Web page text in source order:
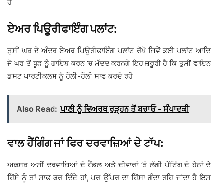
ਹੈ
ਏਅਰ ਪਿਊਰੀਫਾਇੰਗ ਪਲਾਂਟ:
ਤੁਸੀਂ ਘਰ ਦੇ ਅੰਦਰ ਏਅਰ ਪਿਊਰੀਫਾਇੰਗ ਪਲਾਂਟ ਰੱਖੋ ਜਿਵੇਂ ਕਈ ਪਲਾਂਟ ਆਦਿ
ਜੋ ਘਰ ਤੋਂ ਧੂੜ ਨੂੰ ਗਾਇਬ ਕਰਨ ’ਚ ਮੱਦਦ ਕਰਨਗੇ ਇਹ ਜ਼ਰੂਰੀ ਹੈ ਕਿ ਤੁਸੀਂ ਫਾਇਨ
ਡਸਟ ਪਾਰਟੀਕਲਸ ਨੂੰ ਹੌਲੀ-ਹੌਲੀ ਸਾਫ ਕਰਦੇ ਰਹੋ
Also Read: ਪਾਣੀ ਨੂੰ ਵਿਅਰਥ ਰੁੜ੍ਹਨ ਤੋਂ ਬਚਾਓ - ਸੰਪਾਦਕੀ
ਵਾਲ ਹੈਂਗਿੰਗ ਜਾਂ ਫਿਰ ਦਰਵਾਜ਼ਿਆਂ ਦੇ ਟਾੱਪ:
ਅਕਸਰ ਅਸੀਂ ਦਰਵਾਜ਼ਿਆਂ ਦੇ ਹੈਂਡਲ ਅਤੇ ਦੀਵਾਰਾਂ ’ਤੇ ਲੱਗੀ ਪੇਂਟਿੰਗ ਦੇ ਹੇਠਾਂ ਦੇ
ਹਿੱਸੇ ਨੂੰ ਤਾਂ ਸਾਫ ਕਰ ਦਿੰਦੇ ਹਾਂ, ਪਰ ਉੱਪਰ ਦਾ ਹਿੱਸਾ ਗੰਦਾ ਰਹਿ ਜਾਂਦਾ ਹੈ ਇਸ